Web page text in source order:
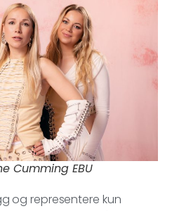
Cumming EBU
og representere kun